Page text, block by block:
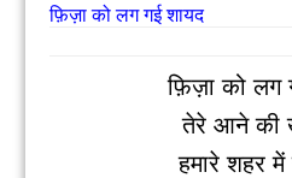
फ़िज़ा को लग गई शायद
फ़िज़ा को लग
तेरे आने की
हमारे शहर में